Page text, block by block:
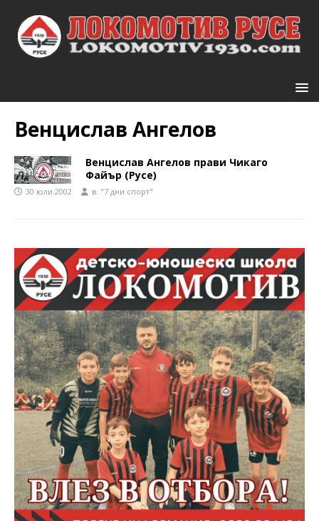
Венцислав Ангелов
Венцислав Ангелов прави Чикаго
Файър (Русе)
30 юли 2002 в. "7 дни спорт"